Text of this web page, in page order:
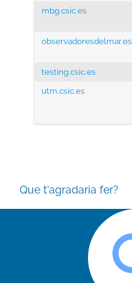
mbg.csic.es
observadoresdelmar.es
testing.csic.es
utm.csic.es
Que t'agradaria fer?